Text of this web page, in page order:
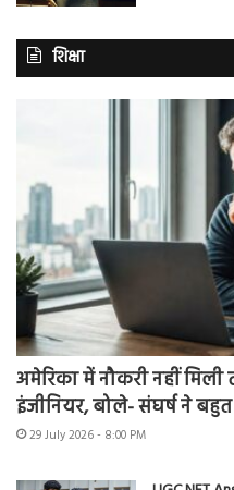
शिक्षा
अमेरिका में नौकरी नहीं
इंजीनियर, बोले- संघर्ष ने
29 July 2026 - 8:00 PM